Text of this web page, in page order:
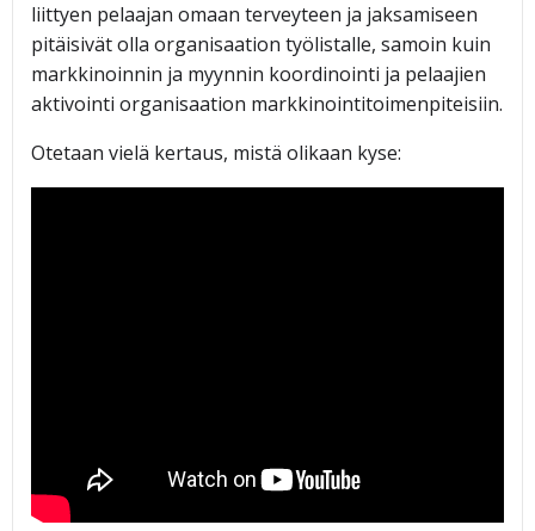
liittyen pelaajan omaan terveyteen ja jaksamiseen
pitäisivät olla organisaation työlistalle, samoin kuin
markkinoinnin ja myynnin koordinointi ja pelaajien
aktivointi organisaation markkinointitoimenpiteisiin.
Otetaan vielä kertaus, mistä olikaan kyse: